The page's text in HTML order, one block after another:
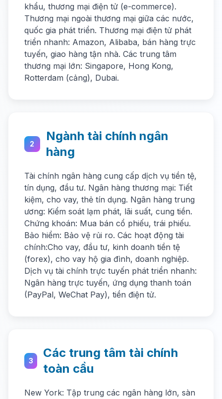
khẩu, thương mại điện tử (e-commerce).
Thương mại ngoài thương mại giữa các nước,
quốc gia phát triển. Thương mại điện tử phát
triển nhanh: Amazon, Alibaba, bán hàng trực
tuyến, giao hàng tận nhà. Các trung tâm
thương mại lớn: Singapore, Hong Kong,
Rotterdam (cảng), Dubai.
2
Ngành tài chính ngân
hàng
Tài chính ngân hàng cung cấp dịch vụ tiền tệ,
tín dụng, đầu tư. Ngân hàng thương mại: Tiết
kiệm, cho vay, thẻ tín dụng. Ngân hàng trung
ương: Kiểm soát lạm phát, lãi suất, cung tiền.
Chứng khoán: Mua bán cổ phiếu, trái phiếu.
Bảo hiểm: Bảo vệ rủi ro. Các hoạt động tài
chính:Cho vay, đầu tư, kinh doanh tiền tệ
(forex), cho vay hộ gia đình, doanh nghiệp.
Dịch vụ tài chính trực tuyến phát triển nhanh:
Ngân hàng trực tuyến, ứng dụng thanh toán
(PayPal, WeChat Pay), tiền điện tử.
3
Các trung tâm tài chính
toàn cầu
New York: Tập trung các ngân hàng lớn, sàn